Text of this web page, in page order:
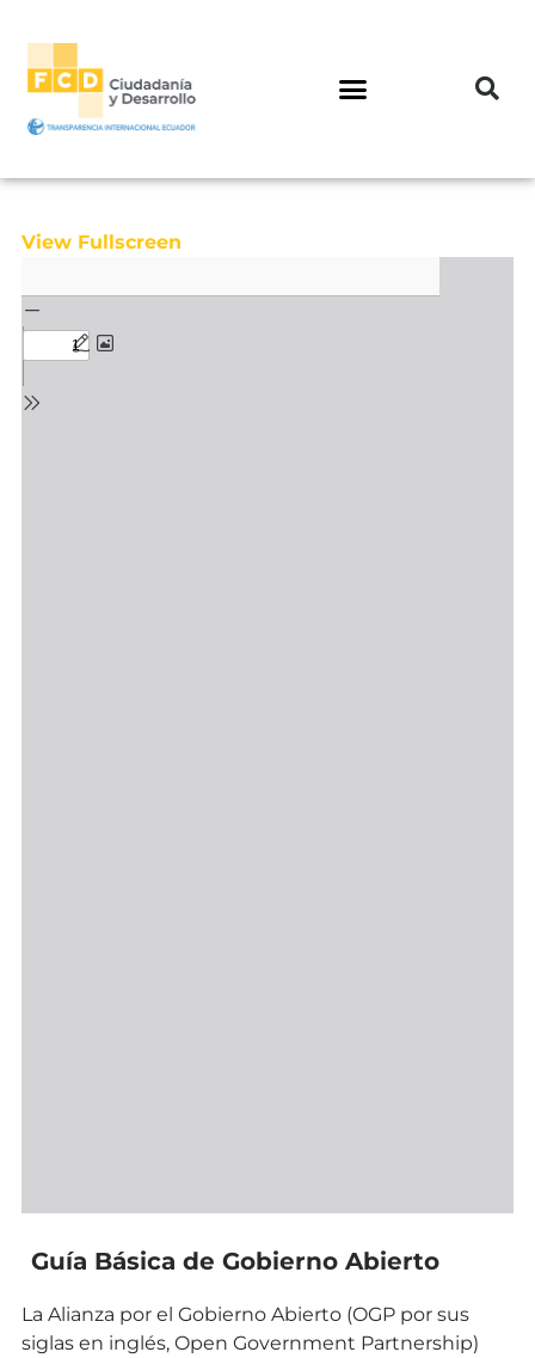
View Fullscreen
Guía Básica de Gobierno Abierto
La Alianza por el Gobierno Abierto (OGP por sus
siglas en inglés, Open Government Partnership)